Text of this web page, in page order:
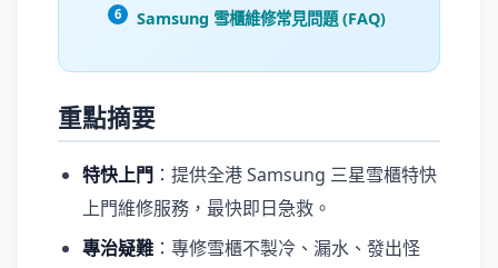
Samsung 雪櫃維修常見問題 (FAQ)
重點摘要
特快上門 ：提供全港 Samsung 三星雪櫃特快
上門維修服務，最快即日急救。
專治疑難 ：專修雪櫃不製冷、漏水、發出怪